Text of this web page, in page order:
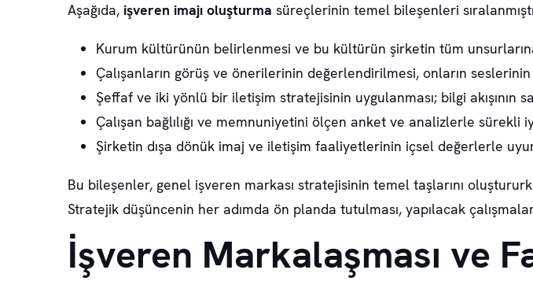
Aşağıda, işveren imajı oluşturma süreçlerinin temel bileşenleri
Kurum kültürünün belirlenmesi ve bu kültürün şirketin tüm
Çalışanların görüş ve önerilerinin değerlendirilmesi, onların
Şeffaf ve iki yönlü bir iletişim stratejisinin uygulanması; bilgi akışının
Çalışan bağlılığı ve memnuniyetini ölçen anket ve analizlerle sürekli
Şirketin dışa dönük imaj ve iletişim faaliyetlerinin içsel değerlerle
Bu bileşenler, genel işveren markası stratejisinin temel taşlarını
Stratejik düşüncenin her adımda ön planda tutulması, yapılacak
İşveren Markalaşması ve